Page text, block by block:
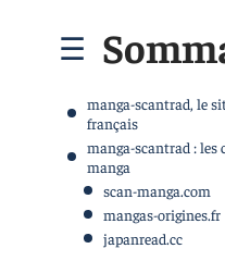
manga-scantrad, le
français
manga-scantrad : les
manga
scan-manga.com
mangas-origines.fr
japanread.cc